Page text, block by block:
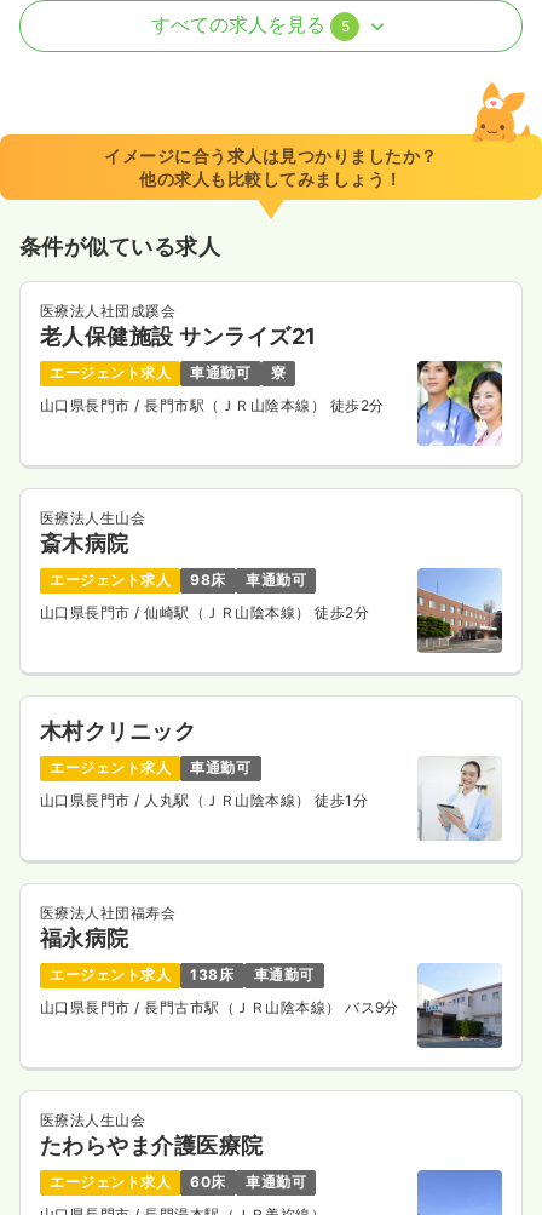
外来 正・准看護師
8:00～17:00
日曜休み
年間休日121日 4週8休以上 月給24万円以上可
気になる
日勤のみ（パート）
給与 時給1,362円
時間 8:00～17:00
内視鏡正・准看護師 一般病院
日勤のみ（パート）
時間 8:00～12:30
土日祝休み
時給1,300円以上可
詳細を見る
その他正看護師
日勤のみ（常勤）
※一例
時間 8:00～17:00（休憩60分）
日祝休み
年間休日121日
新卒可
第二新卒可 月給24万円以上可
気になる
すべての求人を見る 5
イメージに合う求人は見つかりましたか？
他の求人も比較してみましょう！
条件が似ている求人
医療法人社団成蹊会
老人保健施設 サンライズ21
エージェント求人 車通勤可
寮
山口県長門市 / 長門市駅（ＪＲ山陰本線） 徒歩2分
医療法人生山会
斎木病院
エージェント求人 98床
車通勤可
山口県長門市 / 仙崎駅（ＪＲ山陰本線） 徒歩2分
木村クリニック
エージェント求人
車通勤可
山口県長門市 / 人丸駅（ＪＲ山陰本線） 徒歩1分
医療法人社団福寿会
福永病院
エージェント求人 138床
車通勤可
山口県長門市 / 長門古市駅（ＪＲ山陰本線） バス9分
医療法人生山会
たわらやま介護医療院
エージェント求人 60床
車通勤可